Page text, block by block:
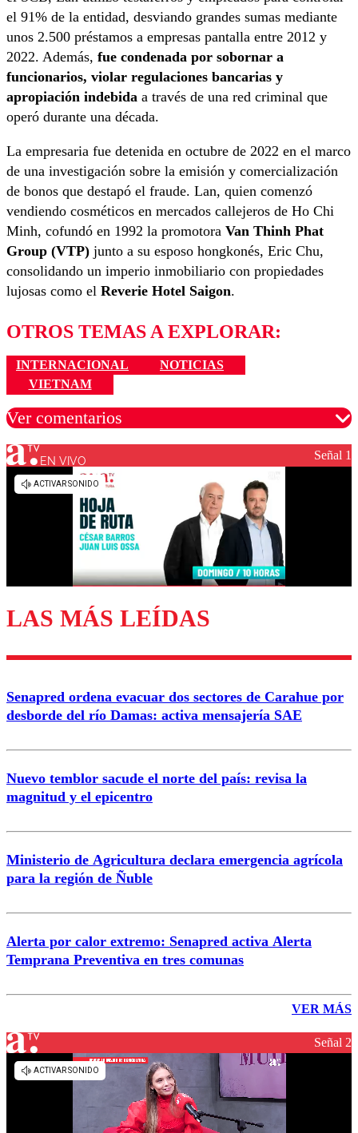
el 91% de la entidad, desviando grandes sumas mediante
unos 2.500 préstamos a empresas pantalla entre 2012 y
2022. Además, fue condenada por sobornar a
funcionarios, violar regulaciones bancarias y
apropiación indebida a través de una red criminal que
operó durante una década.
La empresaria fue detenida en octubre de 2022 en el marco
de una investigación sobre la emisión y comercialización
de bonos que destapó el fraude. Lan, quien comenzó
vendiendo cosméticos en mercados callejeros de Ho Chi
Minh, cofundó en 1992 la promotora Van Thinh Phat
Group (VTP) junto a su esposo hongkonés, Eric Chu,
consolidando un imperio inmobiliario con propiedades
lujosas como el Reverie Hotel Saigon.
OTROS TEMAS A EXPLORAR:
INTERNACIONAL
NOTICIAS
VIETNAM
Ver comentarios
Los comentarios son moderados para garantizar un
diálogo respetuoso.
Enviar comentario
EN VIVO Señal 1
LAS MÁS LEÍDAS
Senapred ordena evacuar dos sectores de Carahue por
desborde del río Damas: activa mensajería SAE
Nuevo temblor sacude el norte del país: revisa la
magnitud y el epicentro
Ministerio de Agricultura declara emergencia agrícola
para la región de Ñuble
Alerta por calor extremo: Senapred activa Alerta
Temprana Preventiva en tres comunas
VER MÁS
Señal 2